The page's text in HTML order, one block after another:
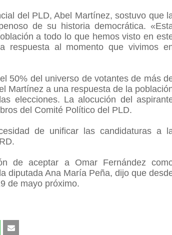
del PLD, Abel Martínez, sostuvo que
de su historia democrática.
a todo lo que hemos visto en
respuesta al momento que vivimos
50% del universo de votantes de más
Martínez a una respuesta de la
elecciones. La alocución del
del Comité Político del PLD.
de unificar las candidaturas a
de aceptar a Omar Fernández
diputada Ana María Peña, dijo que
de mayo próximo.